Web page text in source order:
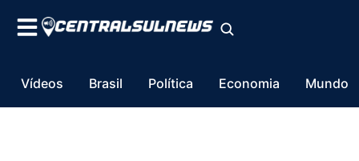
Vídeos Brasil Política Economia Mundo